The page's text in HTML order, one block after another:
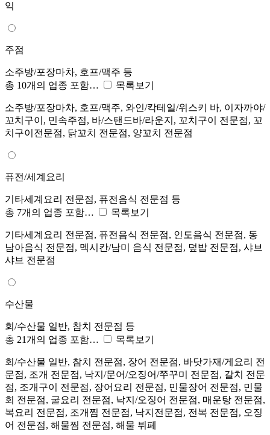
익
주점
소주방/포장마차, 호프/맥주 등
총 10개의 업종 포함…
목록보기
소주방/포장마차, 호프/맥주, 와인/칵테일/위스키 바, 이자까야/
꼬치구이, 민속주점, 바/스탠드바/라운지, 꼬치구이 전문점, 꼬
치구이전문점, 닭꼬치 전문점, 양꼬치 전문점
퓨전/세계요리
기타세계요리 전문점, 퓨전음식 전문점 등
총 7개의 업종 포함…
목록보기
기타세계요리 전문점, 퓨전음식 전문점, 인도음식 전문점, 동
남아음식 전문점, 멕시칸/남미 음식 전문점, 덮밥 전문점, 샤브
샤브 전문점
수산물
회/수산물 일반, 참치 전문점 등
총 21개의 업종 포함…
목록보기
회/수산물 일반, 참치 전문점, 장어 전문점, 바닷가재/게요리 전
문점, 조개 전문점, 낙지/문어/오징어/쭈꾸미 전문점, 갈치 전문
점, 조개구이 전문점, 장어요리 전문점, 민물장어 전문점, 민물
회 전문점, 굴요리 전문점, 낙지/오징어 전문점, 매운탕 전문점,
복요리 전문점, 조개찜 전문점, 낙지전문점, 전복 전문점, 오징
어 전문점, 해물찜 전문점, 해물 뷔페